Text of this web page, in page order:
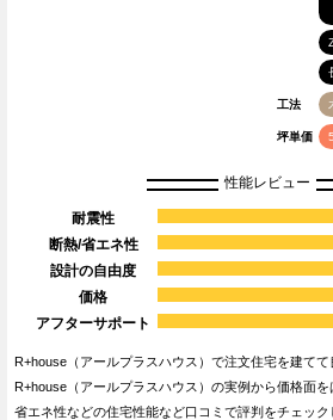
工法
坪単価
性能レビュー
耐震性
断熱/省エネ性
設計の自由度
価格
アフターサポート
R+house（アールプラスハウス）で注文住宅を建てて
R+house（アールプラスハウス）の実例から価格面を
省エネ性などの住宅性能など口コミで評判をチェッ